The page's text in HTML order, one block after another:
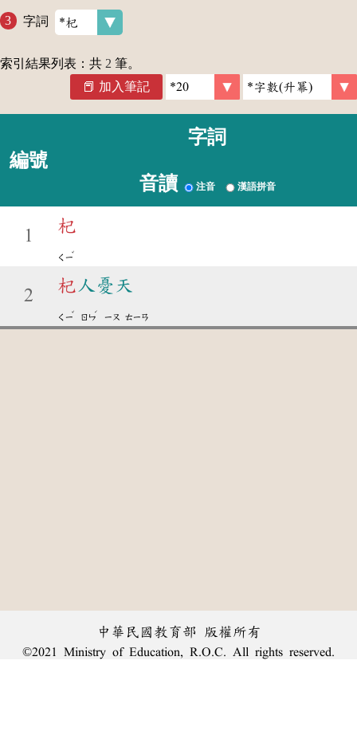
字詞
索引結果列表：共 2 筆。
加入筆記
編號
字詞
音讀 注音 漢語拼音
1
杞
ㄑㄧ
ˇ
2
杞 人憂天
ㄑㄧ
ˇ
ㄖㄣ
ˊ
ㄧㄡ ㄊㄧㄢ
中華民國教育部 版權所有
©2021 Ministry of Education, R.O.C. All rights reserved.